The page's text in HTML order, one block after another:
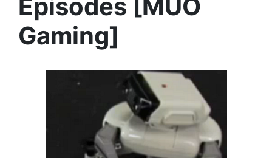
Episodes [MUO
Gaming]